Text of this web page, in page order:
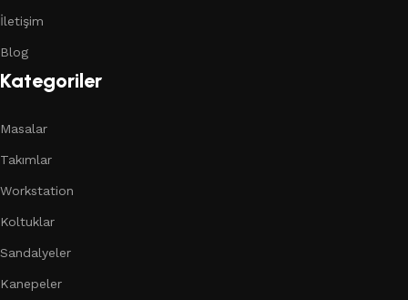
İletişim
Blog
Kategoriler
Masalar
Takımlar
Workstation
Koltuklar
Sandalyeler
Kanepeler